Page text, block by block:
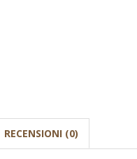
RECENSIONI (0)